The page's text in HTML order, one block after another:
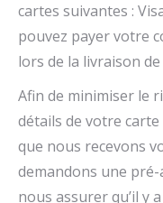
cartes suivantes :
pouvez payer votre
lors de la livraison
Afin de minimiser le
détails de votre
que nous recevons
demandons une
nous assurer qu’il y